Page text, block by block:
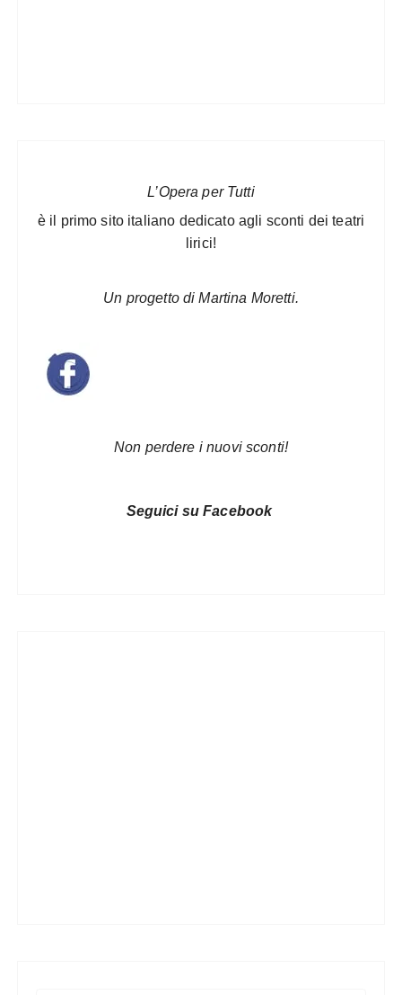
L’Opera per Tutti
è il primo sito italiano dedicato agli sconti dei teatri
lirici!
Un progetto di Martina Moretti.
Non perdere i nuovi sconti!
Seguici su Facebook